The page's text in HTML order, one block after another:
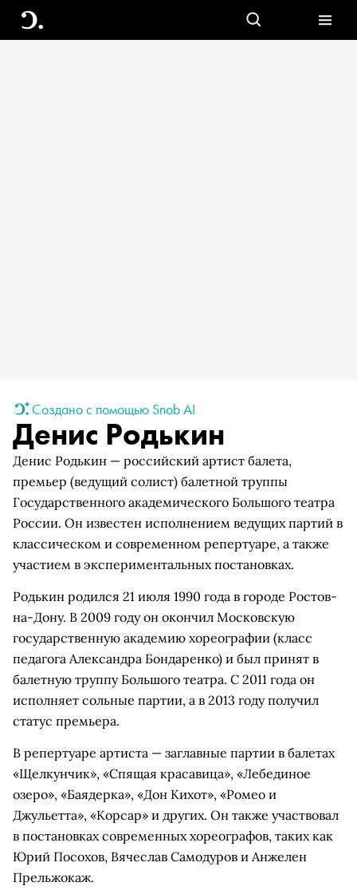
Создано с помощью Snob AI
Денис Родькин
Денис Родькин — российский артист балета,
премьер (ведущий солист) балетной труппы
Государственного академического Большого театра
России. Он известен исполнением ведущих партий в
классическом и современном репертуаре, а также
участием в экспериментальных постановках.
Родькин родился 21 июля 1990 года в городе Ростов-
на-Дону. В 2009 году он окончил Московскую
государственную академию хореографии (класс
педагога Александра Бондаренко) и был принят в
балетную труппу Большого театра. С 2011 года он
исполняет сольные партии, а в 2013 году получил
статус премьера.
В репертуаре артиста — заглавные партии в балетах
«Щелкунчик», «Спящая красавица», «Лебединое
озеро», «Баядерка», «Дон Кихот», «Ромео и
Джульетта», «Корсар» и других. Он также участвовал
в постановках современных хореографов, таких как
Юрий Посохов, Вячеслав Самодуров и Анжелен
Прельжокаж.